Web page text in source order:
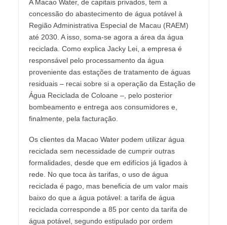
A Macao Water, de capitais privados, tem a
concessão do abastecimento de água potável à
Região Administrativa Especial de Macau (RAEM)
até 2030. A isso, soma-se agora a área da água
reciclada. Como explica Jacky Lei, a empresa é
responsável pelo processamento da água
proveniente das estações de tratamento de águas
residuais – recai sobre si a operação da Estação de
Água Reciclada de Coloane –, pelo posterior
bombeamento e entrega aos consumidores e,
finalmente, pela facturação.
Os clientes da Macao Water podem utilizar água
reciclada sem necessidade de cumprir outras
formalidades, desde que em edifícios já ligados à
rede. No que toca às tarifas, o uso de água
reciclada é pago, mas beneficia de um valor mais
baixo do que a água potável: a tarifa de água
reciclada corresponde a 85 por cento da tarifa de
água potável, segundo estipulado por ordem